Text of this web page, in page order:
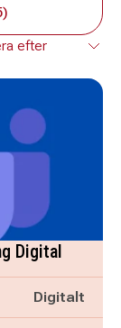
Digital
Digitalt